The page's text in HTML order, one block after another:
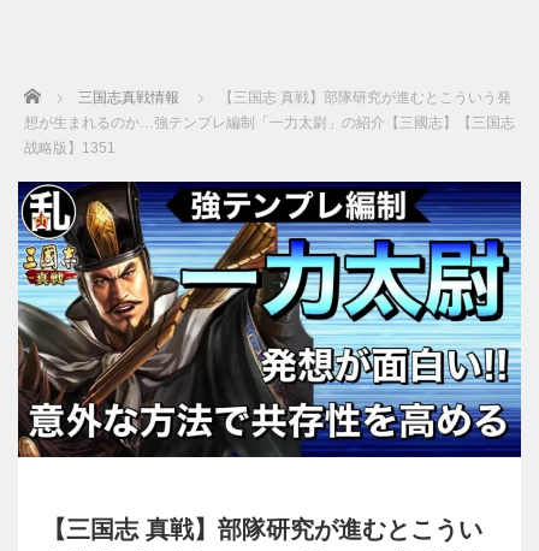
Home 三国志真戦情報
【三国志 真戦】部隊研究が進むとこういう発
想が生まれるのか…強テンプレ編制「一力太尉」の紹介【三國志】【三国志
战略版】1351
【三国志 真戦】部隊研究が進むとこうい